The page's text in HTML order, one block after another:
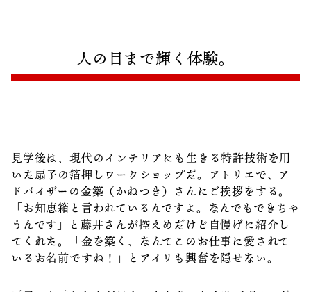
人の目まで輝く体験。
見学後は、現代のインテリアにも生きる特許技術を用
いた扇子の箔押しワークショップだ。アトリエで、ア
ドバイザーの金築（かねつき）さんにご挨拶をする。
「お知恵箱と言われているんですよ。なんでもできちゃ
うんです」と藤井さんが控えめだけど自慢げに紹介し
てくれた。「金を築く、なんてこのお仕事に愛されて
いるお名前ですね！」とアイリも興奮を隠せない。